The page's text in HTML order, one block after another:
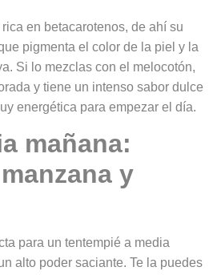
en betacarotenos, de ahí su
pigmenta el color de la piel y la
Si lo mezclas con el melocotón,
y tiene un intenso sabor dulce
energética para empezar el día.
mañana:
y
para un tentempié a media
alto poder saciante. Te la puedes